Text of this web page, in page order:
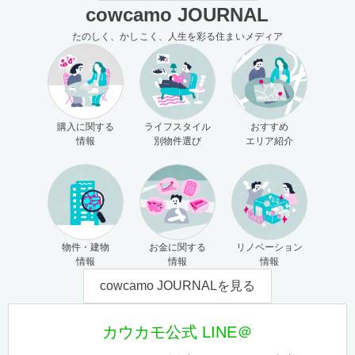
cowcamo JOURNAL
たのしく、かしこく、人生を彩る住まいメディア
購入に関する
情報
ライフスタイル
別物件選び
おすすめ
エリア紹介
物件・建物
情報
お金に関する
情報
リノベーション
情報
cowcamo JOURNALを見る
カウカモ公式 LINE＠